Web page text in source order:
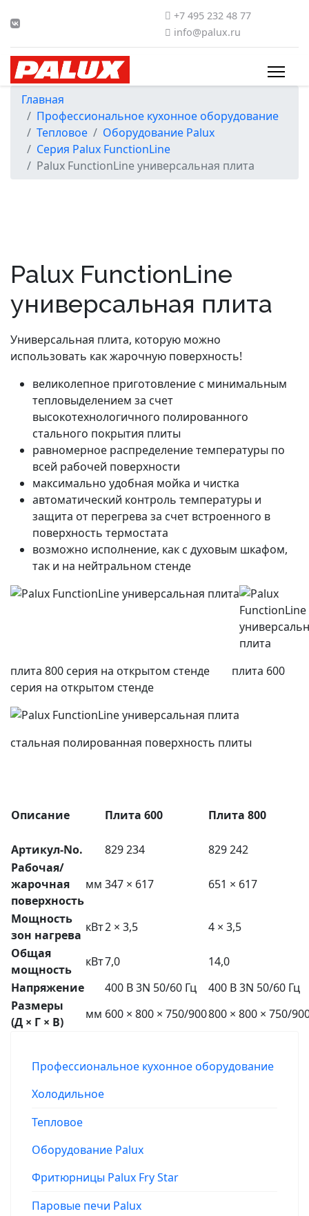
+7 495 232 48 77
info@palux.ru
Главная
Профессиональное кухонное оборудование
Тепловое
Оборудование Palux
Серия Palux FunctionLine
Palux FunctionLine универсальная плита
Palux FunctionLine
универсальная плита
Универсальная плита, которую можно
использовать как жарочную поверхность!
великолепное приготовление с минимальным
тепловыделением за счет
высокотехнологичного полированного
стального покрытия плиты
равномерное распределение температуры по
всей рабочей поверхности
максимально удобная мойка и чистка
автоматический контроль температуры и
защита от перегрева за счет встроенного в
поверхность термостата
возможно исполнение, как с духовым шкафом,
так и на нейтральном стенде
плита 800 серия на открытом стенде плита 600
серия на открытом стенде
стальная полированная поверхность плиты
Описание Плита 600 Плита 800
Артикул-No. 829 234
829 242
Рабочая/
жарочная
поверхность
мм 347 × 617 651 × 617
Мощность
зон нагрева
кВт2 × 3,5
4 × 3,5
Общая
мощность
кВт7,0
14,0
Напряжение
400 В 3N 50/60 Гц
400 В 3N 50/60 Гц
Размеры
(Д × Г × В)
мм 600 × 800 × 750/900800 × 800 × 750/
Профессиональное кухонное оборудование
Холодильное
Тепловое
Оборудование Palux
Фритюрницы Palux Fry Star
Паровые печи Palux